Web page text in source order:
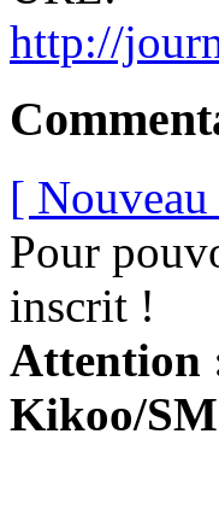
http://
[
Pour
inscrit !
Attention
Kikoo/